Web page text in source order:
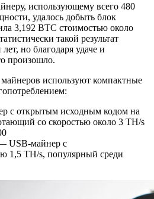
использующему всего 480
удалось добыть блок
3,192 BTC стоимостью около
такой результат
но благодаря удаче и
произошло.
используют компактные
с открытым исходным кодом на
со скоростью около 3 TH/s
USB-майнер с
1,5 TH/s, популярный среди